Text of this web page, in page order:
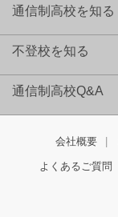
通信制高校を知る
不登校を知る
通信制高校Q&A
会社概要
よくあるご質問